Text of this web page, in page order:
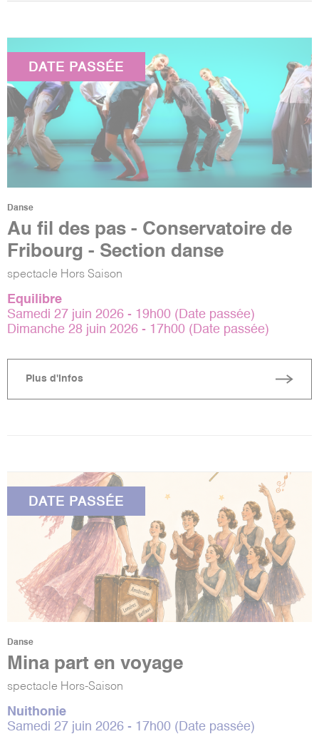
DATE PASSÉE
Danse
Au fil des pas - Conservatoire de
Fribourg - Section danse
spectacle Hors Saison
Equilibre
Samedi 27 juin 2026 - 19h00 (Date passée)
Dimanche 28 juin 2026 - 17h00 (Date passée)
Plus d'infos
DATE PASSÉE
Danse
Mina part en voyage
spectacle Hors-Saison
Nuithonie
Samedi 27 juin 2026 - 17h00 (Date passée)